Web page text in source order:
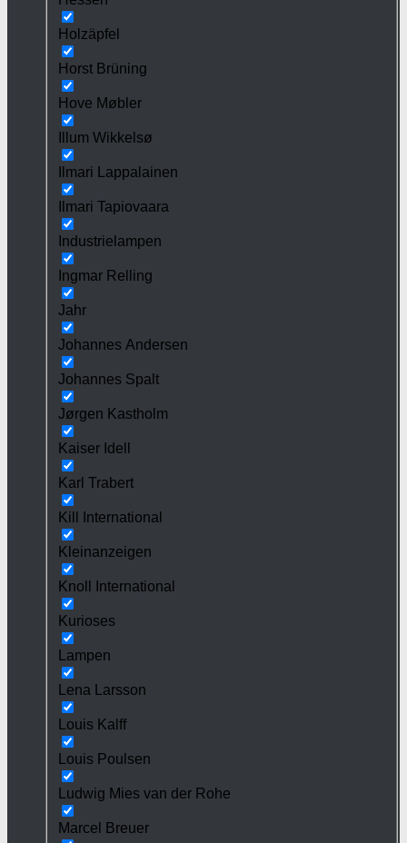
Holzäpfel
Horst Brüning
Hove Møbler
Illum Wikkelsø
Ilmari Lappalainen
Ilmari Tapiovaara
Industrielampen
Ingmar Relling
Jahr
Johannes Andersen
Johannes Spalt
Jørgen Kastholm
Kaiser Idell
Karl Trabert
Kill International
Kleinanzeigen
Knoll International
Kurioses
Lampen
Lena Larsson
Louis Kalff
Louis Poulsen
Ludwig Mies van der Rohe
Marcel Breuer